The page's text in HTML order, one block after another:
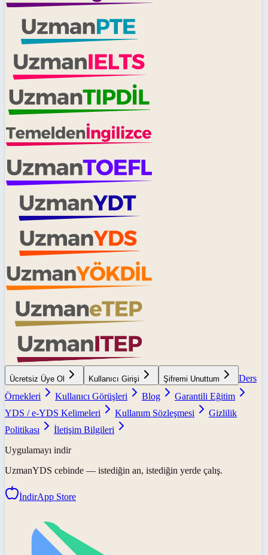
Ücretsiz Üye Ol Kullanıcı Girişi Şifremi Unuttum
Ders
Örnekleri
Kullanıcı Görüşleri Blog
Garantili Eğitim
YDS / e-YDS Kelimeleri
Kullanım Sözleşmesi
Gizlilik
Politikası
İletişim Bilgileri
Uygulamayı indir
UzmanYDS cebinde — istediğin an, istediğin yerde çalış.
İndirApp Store